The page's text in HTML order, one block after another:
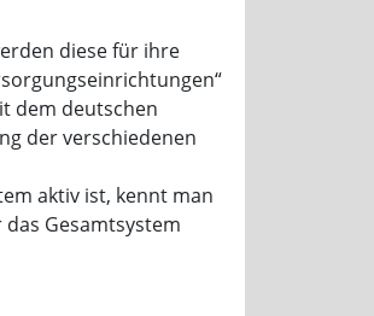
diese für ihre
dem deutschen
der verschiedenen
aktiv ist, kennt man
Gesamtsystem